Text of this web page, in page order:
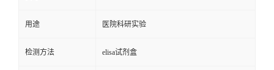
用途 医院科研实验
检测方法 elisa试剂盒